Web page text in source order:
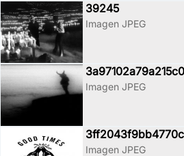
39245
Imagen JPEG
Imagen JPEG
Imagen JPEG